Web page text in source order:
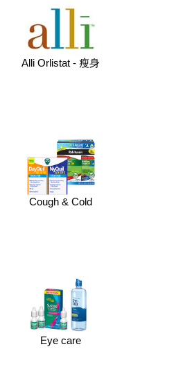
Alli Orlistat - 瘦身
Cough & Cold
Eye care